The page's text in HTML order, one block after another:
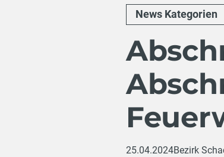
News Kategorien
25.04.2024Bezirk